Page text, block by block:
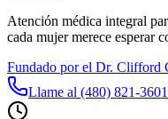
Atención médica integral
cada mujer merece esperar
Fundado por el Dr. Clifford
Llame al (480) 821-3601